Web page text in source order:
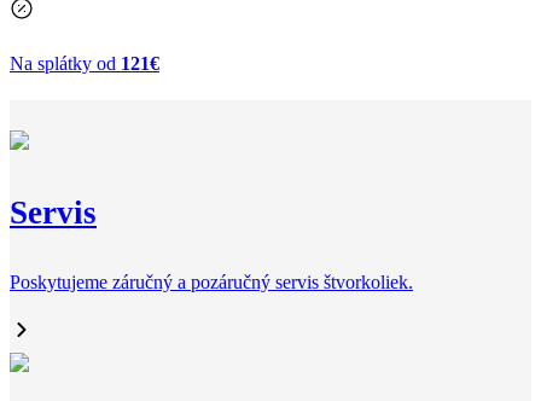
Na splátky od 121€
Servis
Poskytujeme záručný a pozáručný servis štvorkoliek.